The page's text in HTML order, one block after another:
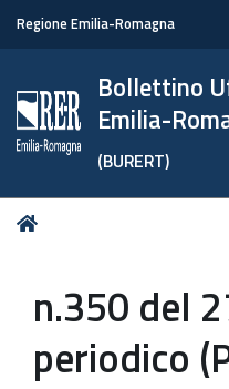
Regione Emilia-Romagna
Bollettino
Emilia-
(BURERT)
Tu
n.350 del
periodico